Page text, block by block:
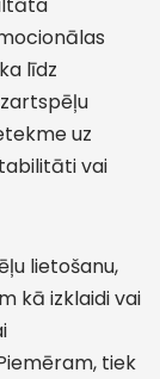
līdz
uz
vai
lietošanu,
kā izklaidi vai
tiek